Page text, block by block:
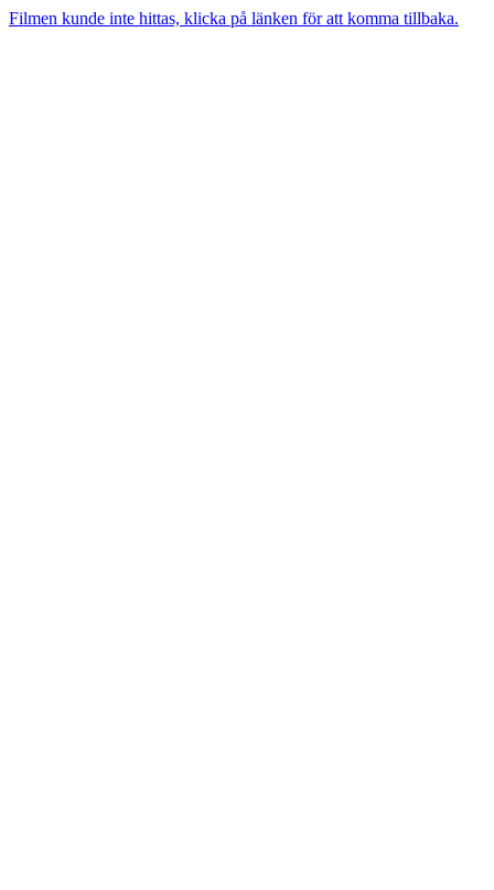
Filmen kunde inte hittas, klicka på länken för att komma tillbaka.